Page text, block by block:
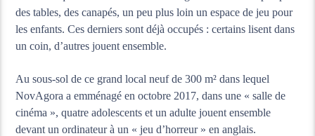
des tables, des canapés, un peu plus loin un espace de jeu pour
les enfants. Ces derniers sont déjà occupés : certains lisent dans
un coin, d’autres jouent ensemble.
Au sous-sol de ce grand local neuf de 300 m² dans lequel
NovAgora a emménagé en octobre 2017, dans une « salle de
cinéma », quatre adolescents et un adulte jouent ensemble
devant un ordinateur à un « jeu d’horreur » en anglais.